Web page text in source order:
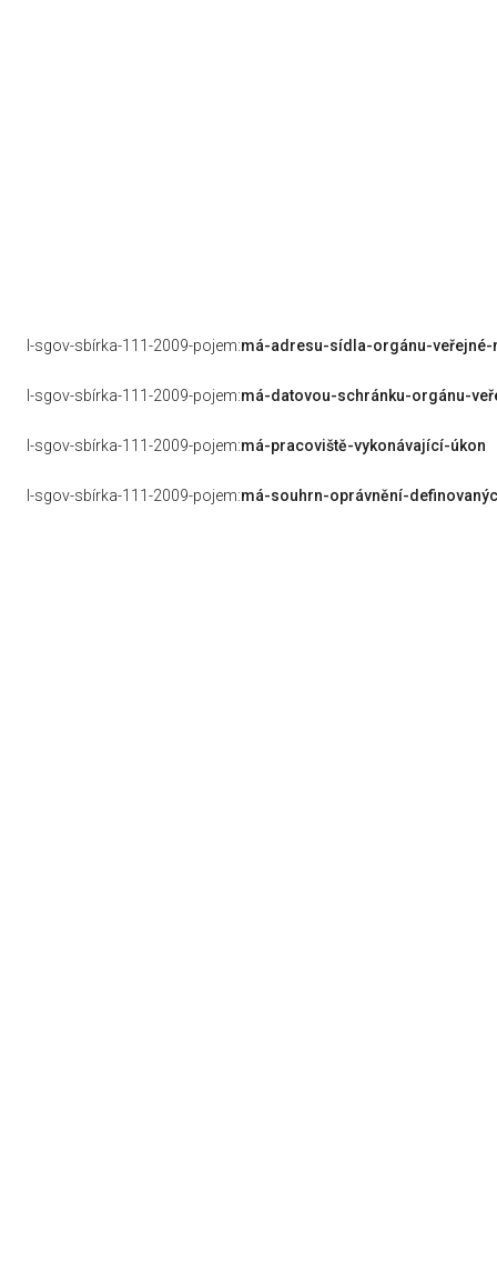
l-sgov-sbírka-111-2009-pojem:má-adresu-sídla-orgánu-
l-sgov-sbírka-111-2009-pojem:má-datovou-schránku-orgánu-
l-sgov-sbírka-111-2009-pojem:má-pracoviště-vykonávající-úkon
l-sgov-sbírka-111-2009-pojem:má-souhrn-oprávnění-